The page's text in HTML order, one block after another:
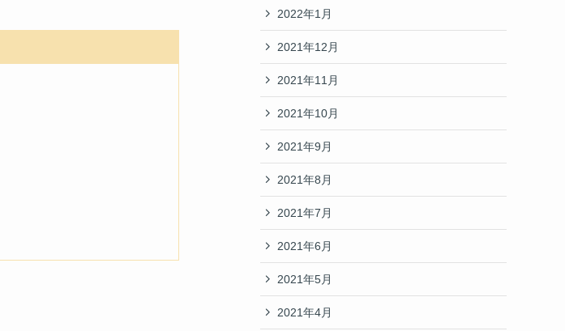
2022年1月
2021年12月
2021年11月
2021年10月
2021年9月
2021年8月
2021年7月
2021年6月
2021年5月
2021年4月